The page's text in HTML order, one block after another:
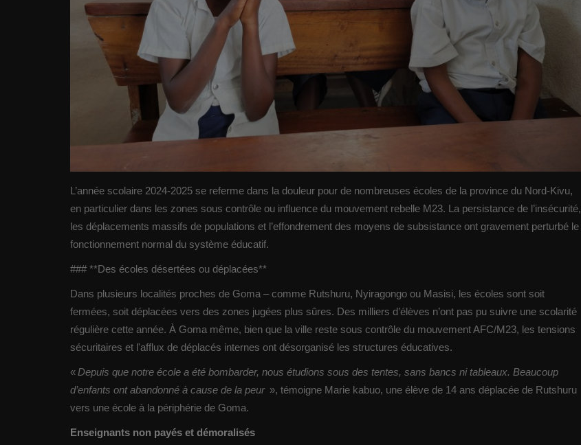
L’année scolaire 2024-2025 se referme dans la douleur pour de nombreuses écoles de la province du Nord-Kivu,
en particulier dans les zones sous contrôle ou influence du mouvement rebelle M23. La persistance de l’insécurité,
les déplacements massifs de populations et l’effondrement des moyens de subsistance ont gravement perturbé le
fonctionnement normal du système éducatif.
### **Des écoles désertées ou déplacées**
Dans plusieurs localités proches de Goma – comme Rutshuru, Nyiragongo ou Masisi, les écoles sont soit
fermées, soit déplacées vers des zones jugées plus sûres. Des milliers d’élèves n’ont pas pu suivre une scolarité
régulière cette année. À Goma même, bien que la ville reste sous contrôle du mouvement AFC/M23, les tensions
sécuritaires et l'afflux de déplacés internes ont désorganisé les structures éducatives.
« Depuis que notre école a été bombarder, nous étudions sous des tentes, sans bancs ni tableaux. Beaucoup
d’enfants ont abandonné à cause de la peur », témoigne Marie kabuo, une élève de 14 ans déplacée de Rutshuru
vers une école à la périphérie de Goma.
Enseignants non payés et démoralisés